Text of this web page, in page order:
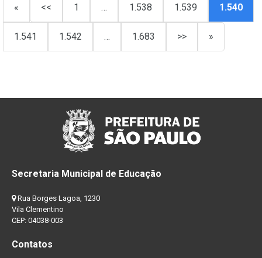
« << 1 … 1.538 1.539 1.540
1.541 1.542 … 1.683 >> »
Secretaria Municipal de Educação
Rua Borges Lagoa, 1230
Vila Clementino
CEP: 04038-003
Contatos